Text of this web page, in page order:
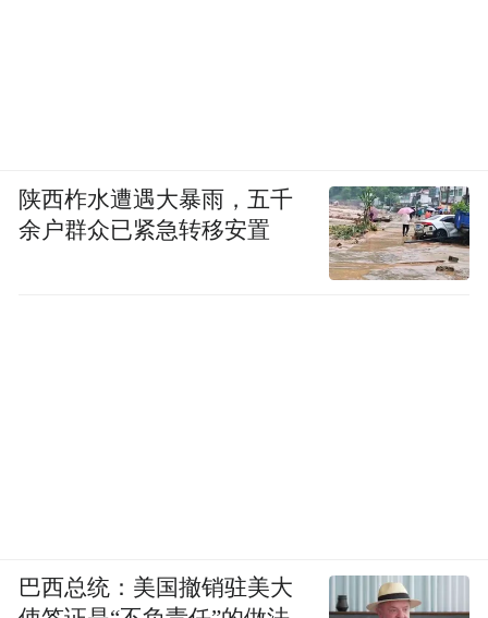
陕西柞水遭遇大暴雨，五千
余户群众已紧急转移安置
巴西总统：美国撤销驻美大